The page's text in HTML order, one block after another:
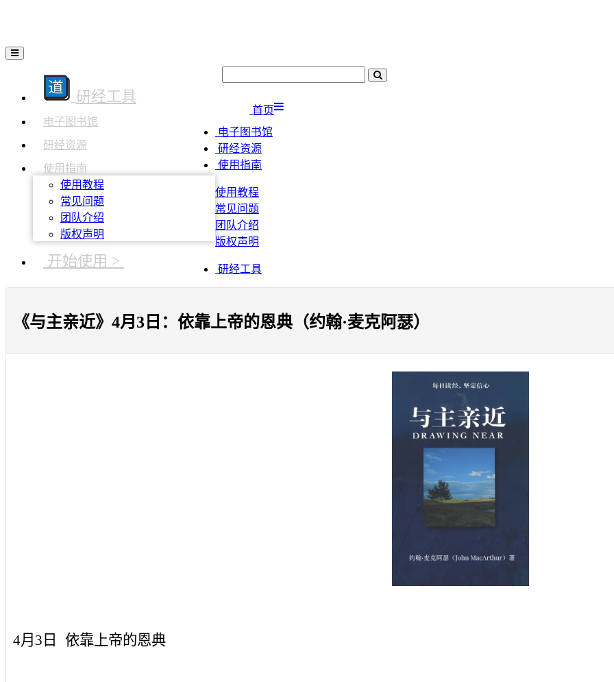
研经工具
电子图书馆
研经资源
使用指南
使用教程
常见问题
团队介绍
版权声明
开始使用 >
首页
电子图书馆
研经资源
使用指南
使用教程
常见问题
团队介绍
版权声明
研经工具
《与主亲近》4月3日：依靠上帝的恩典（约翰·麦克阿瑟）
4月3日 依靠上帝的恩典